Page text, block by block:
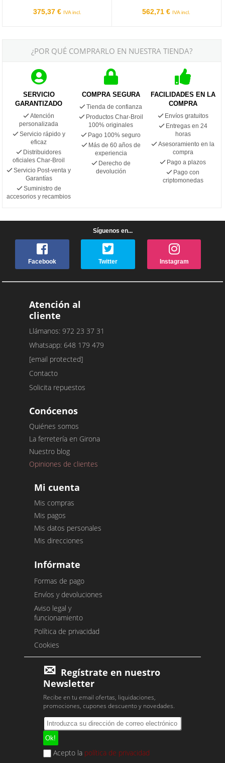
375,37 € IVA incl. 562,71 € IVA incl.
¿POR QUÉ COMPRARLO EN NUESTRA TIENDA?
SERVICIO
GARANTIZADO
Atención
personalizada
Servicio rápido y
eficaz
Distribuidores
oficiales Char-Broil
Servicio Post-venta y
Garantías
Suministro de
accesorios y recambios
COMPRA SEGURA
Tienda de confianza
Productos Char-Broil
100% originales
Pago 100% seguro
Más de 60 años de
experiencia
Derecho de
devolución
FACILIDADES EN LA
COMPRA
Envíos gratuitos
Entregas en 24
horas
Asesoramiento en la
compra
Pago a plazos
Pago con
criptomonedas
Síguenos en...
Facebook Twitter Instagram
Atención al
cliente
Llámanos: 972 23 37 31
Whatsapp: 648 179 479
[email protected]
Contacto
Solicita repuestos
Conócenos
Quiénes somos
La ferretería en Girona
Nuestro blog
Opiniones de clientes
Mi cuenta
Mis compras
Mis pagos
Mis datos personales
Mis direcciones
Infórmate
Formas de pago
Envíos y devoluciones
Aviso legal y
funcionamiento
Política de privacidad
Cookies
Regístrate en nuestro
Newsletter
Recibe en tu email ofertas, liquidaciones,
promociones, cupones descuento y novedades.
Acepto la política de privacidad